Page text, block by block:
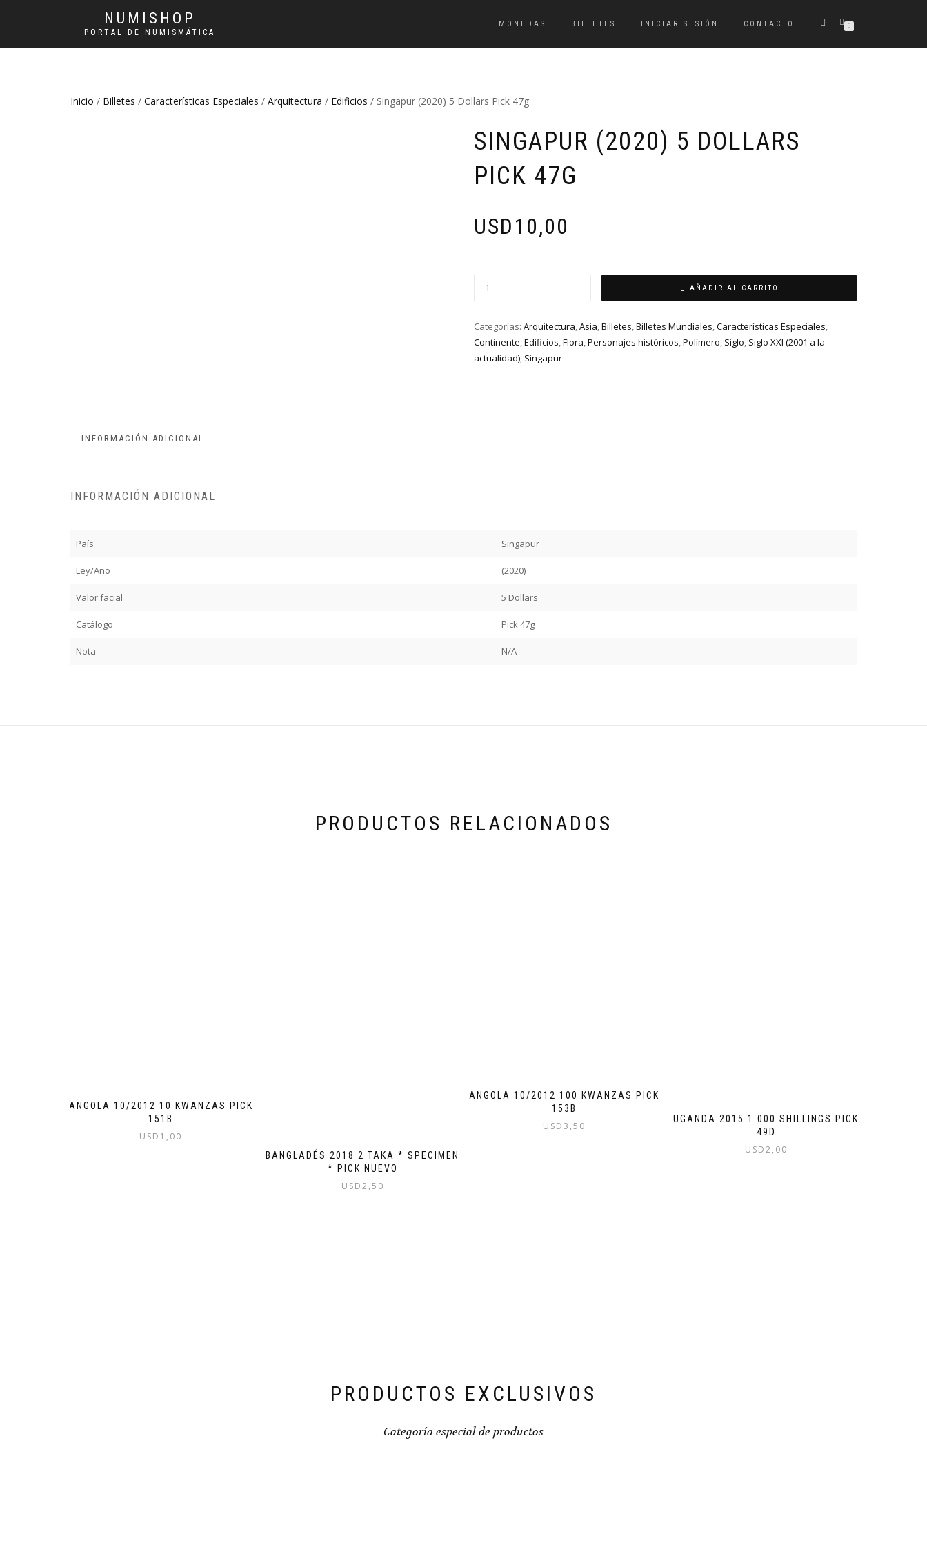
NUMISHOP
PORTAL DE NUMISMÁTICA
MONEDAS BILLETES INICIAR SESIÓN CONTACTO 0
Inicio / Billetes / Características Especiales / Arquitectura / Edificios / Singapur (2020) 5 Dollars Pick 47g
SINGAPUR (2020) 5 DOLLARS
PICK 47G
USD10,00
AÑADIR AL CARRITO
Categorías: Arquitectura,Asia,Billetes,Billetes Mundiales,Características Especiales,
Continente,Edificios,Flora,Personajes históricos,Polímero, Siglo, Siglo XXI (2001 a la
actualidad), Singapur
INFORMACIÓN ADICIONAL
INFORMACIÓN ADICIONAL
País Singapur
Ley/Año (2020)
Valor facial 5 Dollars
Catálogo Pick 47g
Nota N/A
PRODUCTOS RELACIONADOS
ANGOLA 10/2012 10 KWANZAS PICK
151B
USD 1,00
BANGLADÉS 2018 2 TAKA * SPECIMEN
* PICK NUEVO
USD2,50
ANGOLA 10/2012 100 KWANZAS PICK
153B
USD3,50
UGANDA 2015 1.000 SHILLINGS PICK
49D
USD2,00
PRODUCTOS EXCLUSIVOS
Categoría especial de productos